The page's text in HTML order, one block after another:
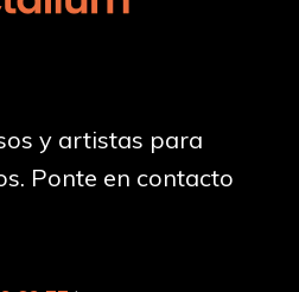
y artistas para
Ponte en contacto